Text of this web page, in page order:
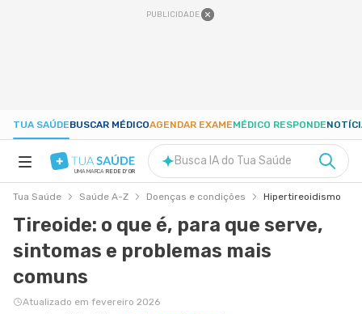
PUBLICIDADE
TUA SAÚDEBUSCAR MÉDICOAGENDAR EXAMEMÉDICO RESPONDE
NUTRIÇÃO
GRAVIDEZ
UMA MARCA REDE D'OR
Busca IA do Tua Saúde
Tua Saúde Saúde A-Z Doenças e condições Hipertireoidismo
Tireoide: o que é, para que serve,
sintomas e problemas mais
comuns
Atualizado em fevereiro 2026